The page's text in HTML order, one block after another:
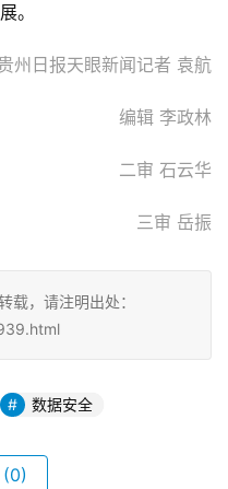
。
州日报天眼新闻记者 袁航
编辑 李政林
二审 石云华
三审 岳振
载，请注明出处：
数据安全
(0)